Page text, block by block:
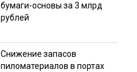
бумаги-основы за 3 млрд
рублей
Снижение запасов
пиломатериалов в портах